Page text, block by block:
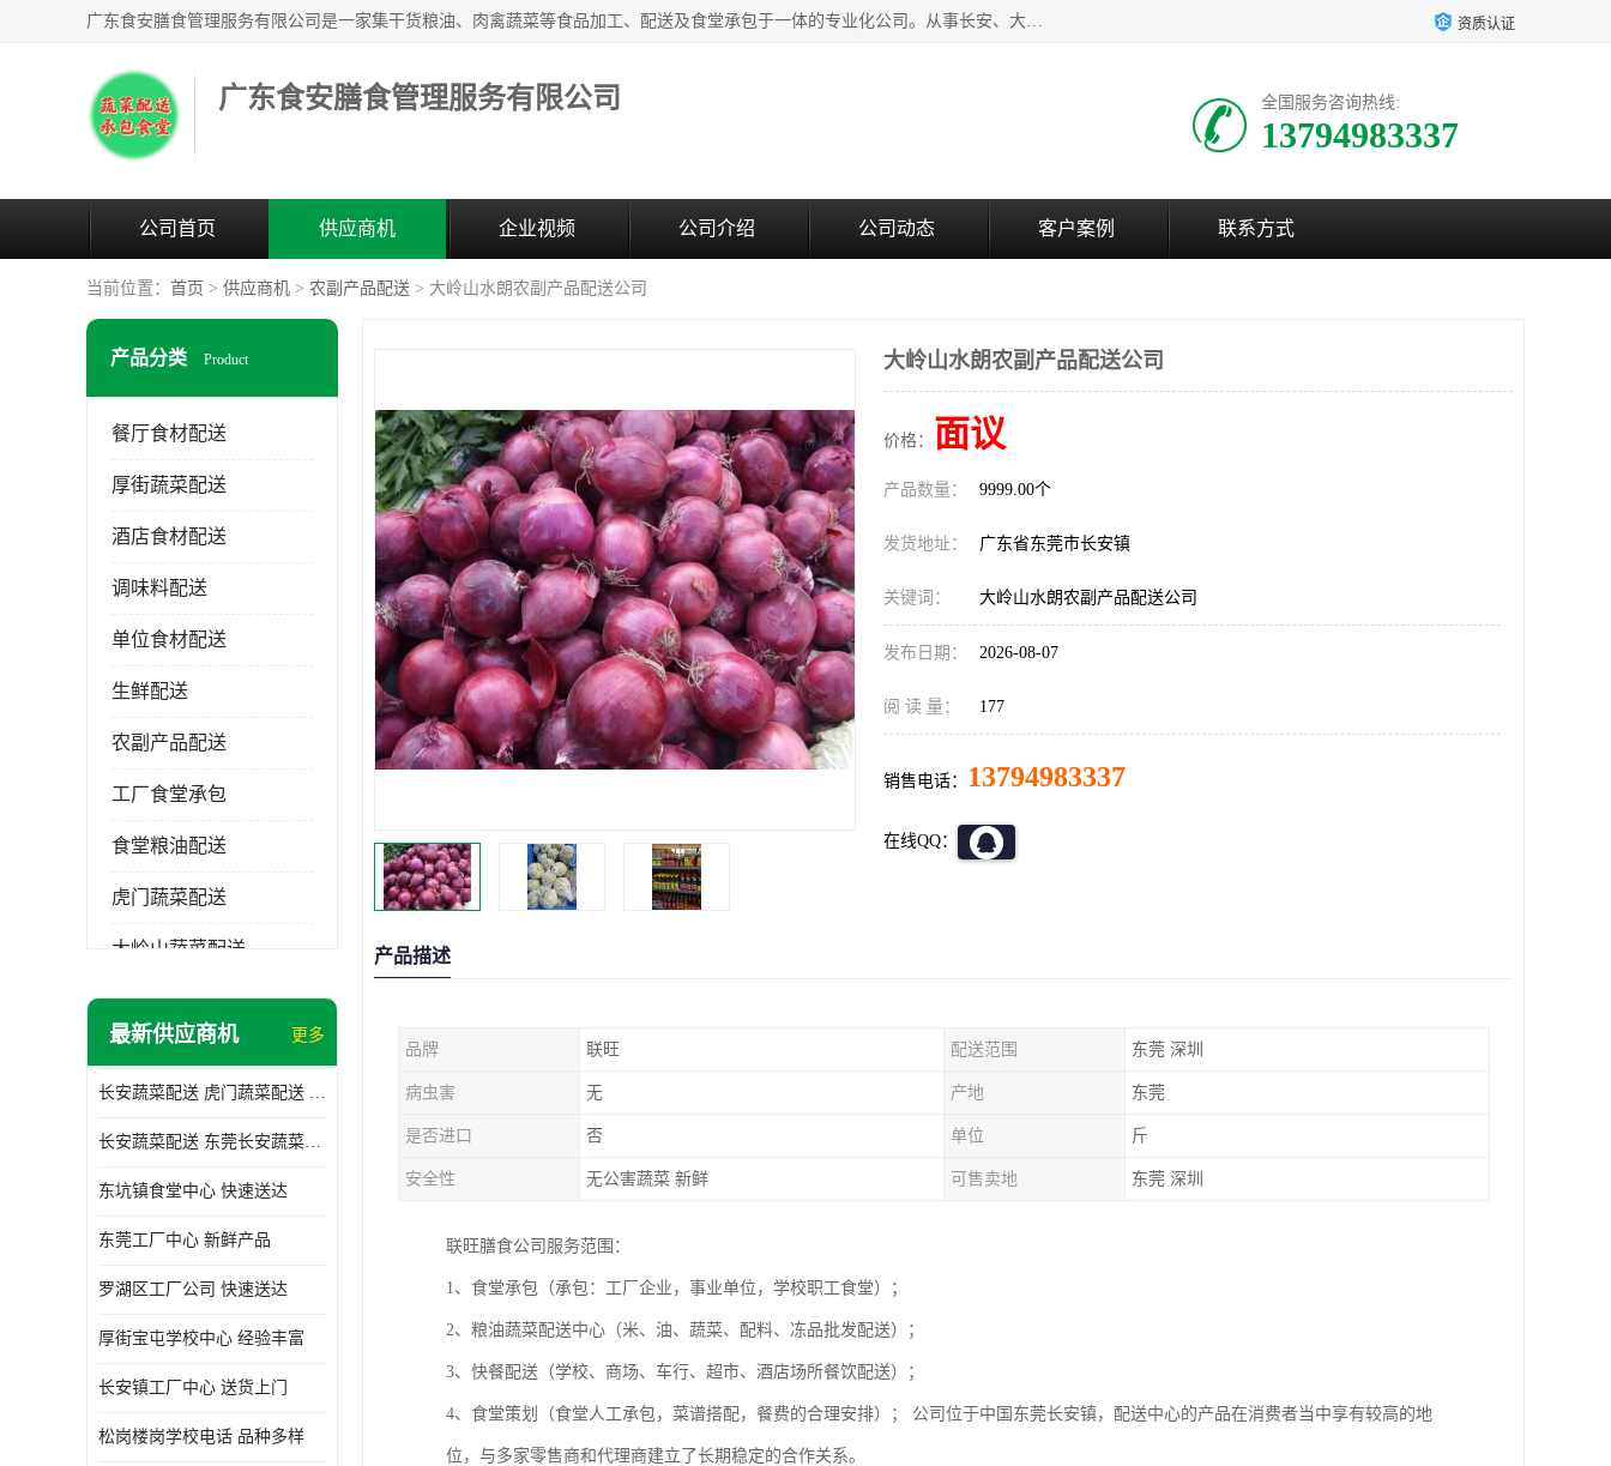
广东食安膳食管理服务有限公司是一家集干货粮油、肉禽蔬菜等食品加工、配送及食堂承包于一体的专业化公司。从事长安、大朗、大岭山、厚街、虎门等地区的蔬菜配送服务。 专业的服务队伍，以及完善的服务机制，经过多年的努力拼搏，赢得了广大客户的信赖和支持。 资质认证
广东食安膳食管理服务有限公司 全国服务咨询热线:
13794983337
公司首页 供应商机 企业视频 公司介绍 公司动态 客户案例 联系方式
当前位置： 首页 > 供应商机 > 农副产品配送 > 大岭山水朗农副产品配送公司
产品分类 Product
餐厅食材配送
厚街蔬菜配送
酒店食材配送
调味料配送
单位食材配送
生鲜配送
农副产品配送
工厂食堂承包
食堂粮油配送
虎门蔬菜配送
大岭山蔬菜配送
长安蔬菜配送
最新供应商机 更多
长安蔬菜配送 虎门蔬菜配送 厚街蔬菜配送 大朗蔬菜配送
长安蔬菜配送 东莞长安蔬菜配送哪家好
东坑镇食堂中心 快速送达
东莞工厂中心 新鲜产品
罗湖区工厂公司 快速送达
厚街宝屯学校中心 经验丰富
长安镇工厂中心 送货上门
松岗楼岗学校电话 品种多样
大岭山水朗农副产品配送公司
价格： 面议
产品数量： 9999.00个
发货地址： 广东省东莞市长安镇
关键词： 大岭山水朗农副产品配送公司
发布日期： 2026-08-07
阅 读 量： 177
销售电话： 13794983337
在线QQ：
产品描述
品牌 联旺 配送范围 东莞 深圳
病虫害 无 产地 东莞
是否进口 否 单位 斤
安全性 无公害蔬菜 新鲜 可售卖地 东莞 深圳
联旺膳食公司服务范围：
1、食堂承包（承包：工厂企业，事业单位，学校职工食堂）；
2、粮油蔬菜配送中心（米、油、蔬菜、配料、冻品批发配送）；
3、快餐配送（学校、商场、车行、超市、酒店场所餐饮配送）；
4、食堂策划（食堂人工承包，菜谱搭配，餐费的合理安排）； 公司位于中国东莞长安镇，配送中心的产品在消费者当中享有较高的地
位，与多家零售商和代理商建立了长期稳定的合作关系。